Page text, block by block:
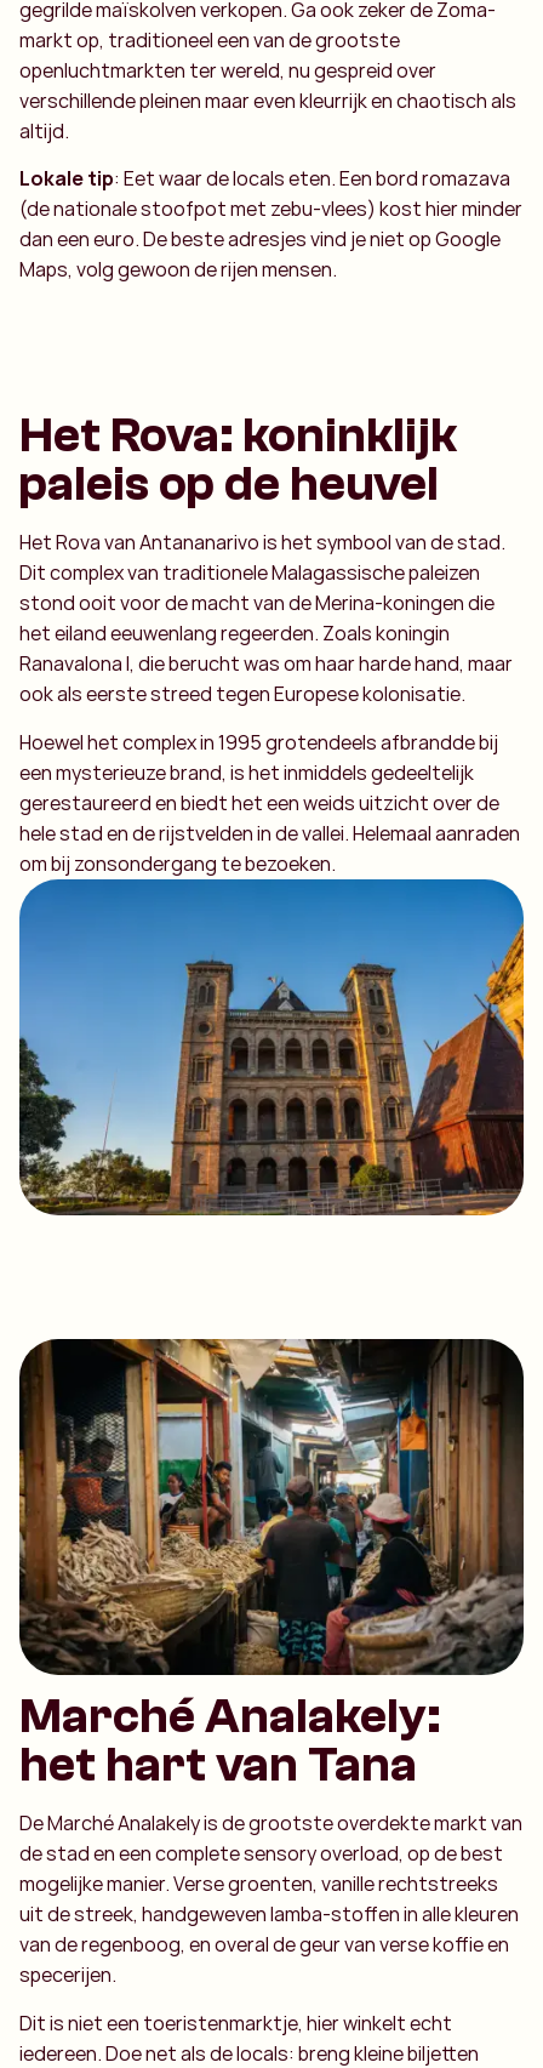
gegrilde maïskolven verkopen. Ga ook zeker de Zoma-
markt op, traditioneel een van de grootste
openluchtmarkten ter wereld, nu gespreid over
verschillende pleinen maar even kleurrijk en chaotisch als
altijd.
Lokale tip: Eet waar de locals eten. Een bord romazava
(de nationale stoofpot met zebu-vlees) kost hier minder
dan een euro. De beste adresjes vind je niet op Google
Maps, volg gewoon de rijen mensen.
Het Rova: koninklijk
paleis op de heuvel
Het Rova van Antananarivo is het symbool van de stad.
Dit complex van traditionele Malagassische paleizen
stond ooit voor de macht van de Merina-koningen die
het eiland eeuwenlang regeerden. Zoals koningin
Ranavalona I, die berucht was om haar harde hand, maar
ook als eerste streed tegen Europese kolonisatie.
Hoewel het complex in 1995 grotendeels afbrandde bij
een mysterieuze brand, is het inmiddels gedeeltelijk
gerestaureerd en biedt het een weids uitzicht over de
hele stad en de rijstvelden in de vallei. Helemaal aanraden
om bij zonsondergang te bezoeken.
Marché Analakely:
het hart van Tana
De Marché Analakely is de grootste overdekte markt van
de stad en een complete sensory overload, op de best
mogelijke manier. Verse groenten, vanille rechtstreeks
uit de streek, handgeweven lamba-stoffen in alle kleuren
van de regenboog, en overal de geur van verse koffie en
specerijen.
Dit is niet een toeristenmarktje, hier winkelt echt
iedereen. Doe net als de locals: breng kleine biljetten